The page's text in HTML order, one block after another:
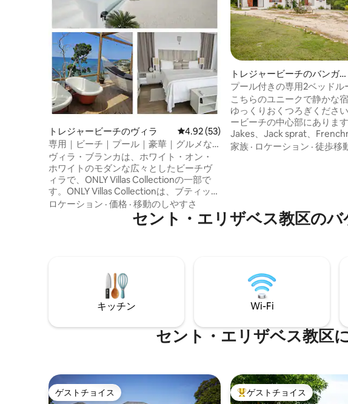
トレジャービーチのヴィラ レビュー53件、5つ星中4.92つ星の平均
4.92 (53)
専用｜ビーチ｜プール｜豪華｜グルメな
隠れ家
ヴィラ・ブランカは、ホワイト・オン・
ホワイトのモダンな広々としたビーチヴ
ィラで、ONLY Villas Collectionの一部で
す。ONLY Villas Collectionは、ブティック
ホテルのサービスと、人里離れた砂浜の
上でのプライベートな裸足の贅沢を厳選
して融合させたものです。 主に大人向け
ベートシェフとヴィラホステスサービス
をご利用いただき、ヴィラ、プランジプ
ール、屋外リビングスペースで完全なプ
ライバシーをお楽しみください。18歳以
上のゲストが望ましいです。小さなお子
様は事前の承認が必要です。
ロケーション · 価格 · 移動のしやすさ
トレジャービーチのバンガロ
ー
プール付きの専用2ベッドル
タ。アステカヴィラ
こちらのユニークで静かな
ゆっくりおくつろぎくださ
ービーチの中心部にあります
Jakes、Jack sprat、
Smurfs coffeeなどのレスト
アップルトンラムへのツア
ます。ビーチやレストラン
家族 · ロケーション · 徒歩移
セント・エリザベス教区の
キッチン Wi-Fi
セント・エリザベス教区
ゲストチョイス
ゲストチョイス 大好評のゲストチョイスです
ゲストチョイス